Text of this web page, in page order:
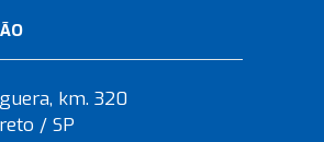
km. 320
/ SP